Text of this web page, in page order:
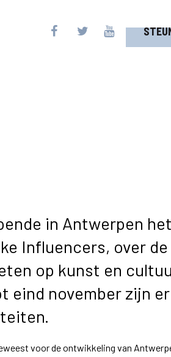
in Antwerpen het
Influencers, over de
op kunst en
eind november zijn er
voor de ontwikkeling van